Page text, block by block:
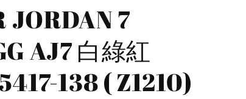
JORDAN 7
AJ7 白綠紅
138 ( Z1210)